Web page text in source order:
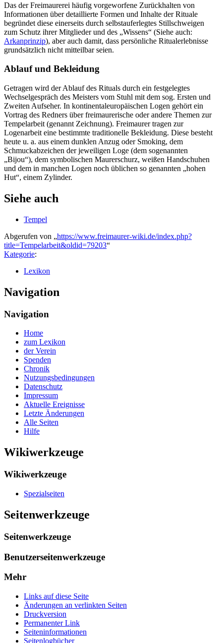
Das der Freimaurerei häufig vorgeworfene Zurückhalten von
Informationen über detaillierte Formen und Inhalte der Rituale
begründet diese einerseits durch selbstauferlegtes Stillschweigen
zum Schutz ihrer Mitglieder und des „Wissens“ (Siehe auch:
Arkanprinzip), aber auch damit, dass persönliche Ritualerlebnisse
grundsätzlich nicht mitteilbar seien.
Ablauf und Bekleidung
Getragen wird der Ablauf des Rituals durch ein festgelegtes
Wechselgespräch des Meisters vom Stuhl mit dem sog. Ersten und
Zweiten Aufseher. In kontinentaleuropäischen Logen gehört ein
Vortrag des Redners über freimaurerische oder andere Themen zur
Tempelarbeit (genannt Zeichnung). Freimaurer tragen zur
Logenarbeit eine bestimmte traditionelle Bekleidung. Diese besteht
heute u. a. aus einem dunklen Anzug oder Smoking, dem
Schmuckabzeichen der jeweiligen Loge (dem sogenannten
„Bijou“), dem symbolischen Maurerschurz, weißen Handschuhen
und dem in manchen Logen noch üblichen so genannten „hohen
Hut“, einem Zylinder.
Siehe auch
Tempel
Abgerufen von „https://www.freimaurer-wiki.de/index.php?
title=Tempelarbeit&oldid=79203“
Kategorie:
Lexikon
Navigation
Navigation
Home
zum Lexikon
der Verein
Spenden
Chronik
Nutzungsbedingungen
Datenschutz
Impressum
Aktuelle Ereignisse
Letzte Änderungen
Alle Seiten
Hilfe
Wikiwerkzeuge
Wikiwerkzeuge
Spezialseiten
Seitenwerkzeuge
Seitenwerkzeuge
Benutzerseitenwerkzeuge
Mehr
Links auf diese Seite
Änderungen an verlinkten Seiten
Druckversion
Permanenter Link
Seiten­­informationen
Seitenlogbücher